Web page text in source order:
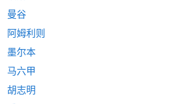
曼谷
阿姆利则
墨尔本
马六甲
胡志明